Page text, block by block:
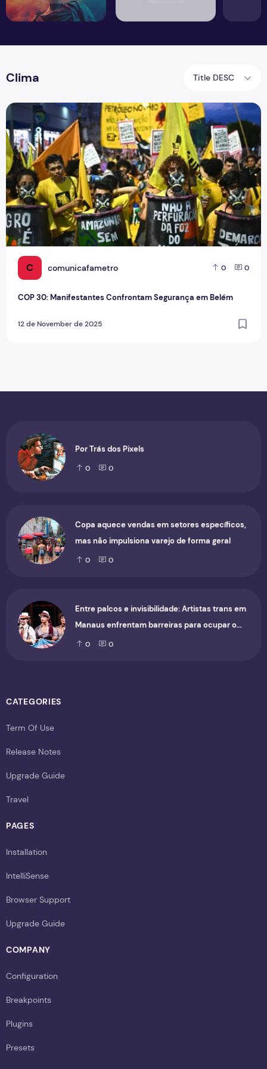
Clima Title DESC
C comunicafametro 0 0
COP 30: Manifestantes Confrontam Segurança em Belém
12 de November de 2025
COP 30: Manifestantes Confrontam Segurança em Belém
Por Trás dos Pixels
0 0
Copa aquece vendas em setores específicos,
mas não impulsiona varejo de forma geral
0 0
Entre palcos e invisibilidade: Artistas trans em
Manaus enfrentam barreiras para ocupar o
cenário cultural
0 0
CATEGORIES
Term Of Use
Release Notes
Upgrade Guide
Travel
PAGES
Installation
IntelliSense
Browser Support
Upgrade Guide
COMPANY
Configuration
Breakpoints
Plugins
Presets